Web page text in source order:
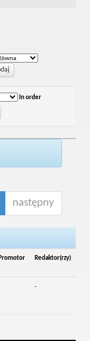
In order
następny
Promotor Redaktor(rzy)
-